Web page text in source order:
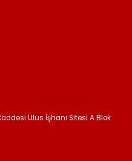
Ulus İşhanı Sitesi A Blok